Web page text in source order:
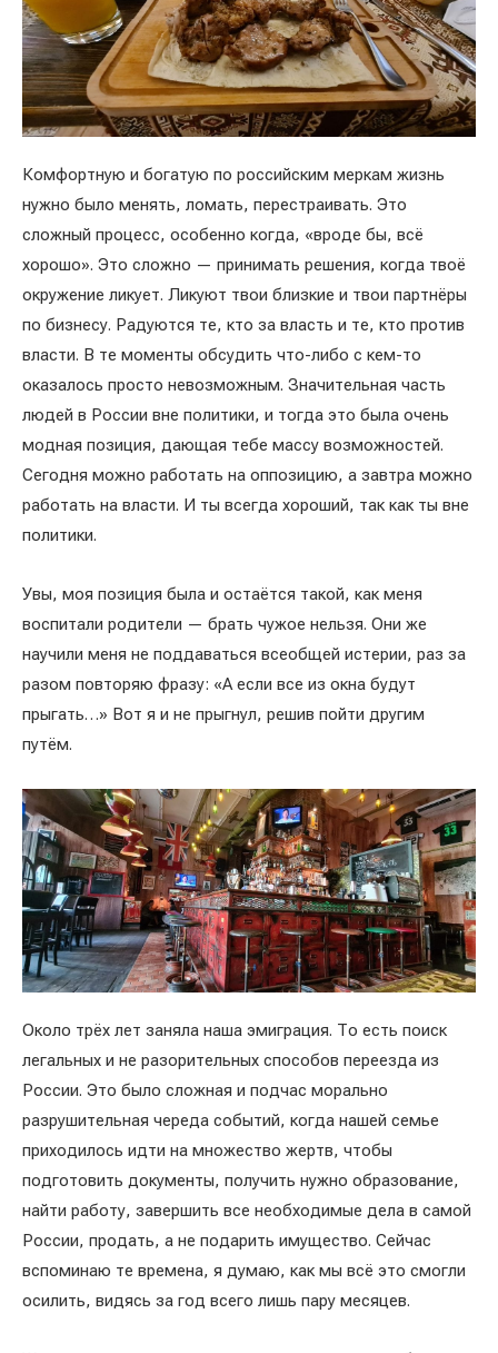
Комфортную и богатую по российским меркам жизнь
нужно было менять, ломать, перестраивать. Это
сложный процесс, особенно когда, «вроде бы, всё
хорошо». Это сложно — принимать решения, когда твоё
окружение ликует. Ликуют твои близкие и твои партнёры
по бизнесу. Радуются те, кто за власть и те, кто против
власти. В те моменты обсудить что-либо с кем-то
оказалось просто невозможным. Значительная часть
людей в России вне политики, и тогда это была очень
модная позиция, дающая тебе массу возможностей.
Сегодня можно работать на оппозицию, а завтра можно
работать на власти. И ты всегда хороший, так как ты вне
политики.
Увы, моя позиция была и остаётся такой, как меня
воспитали родители — брать чужое нельзя. Они же
научили меня не поддаваться всеобщей истерии, раз за
разом повторяю фразу: «А если все из окна будут
прыгать…» Вот я и не прыгнул, решив пойти другим
путём.
Около трёх лет заняла наша эмиграция. То есть поиск
легальных и не разорительных способов переезда из
России. Это было сложная и подчас морально
разрушительная череда событий, когда нашей семье
приходилось идти на множество жертв, чтобы
подготовить документы, получить нужно образование,
найти работу, завершить все необходимые дела в самой
России, продать, а не подарить имущество. Сейчас
вспоминаю те времена, я думаю, как мы всё это смогли
осилить, видясь за год всего лишь пару месяцев.